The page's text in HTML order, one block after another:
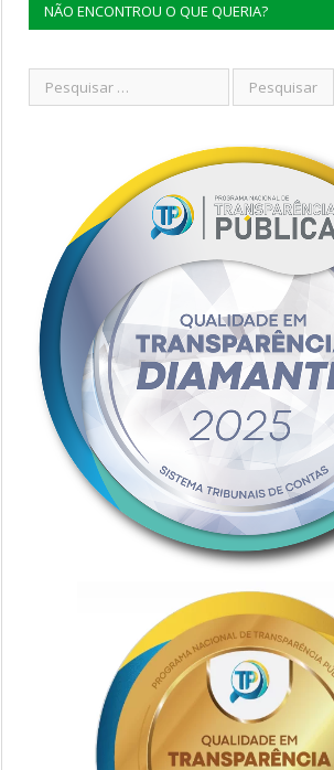
NÃO ENCONTROU O QUE QUERIA?